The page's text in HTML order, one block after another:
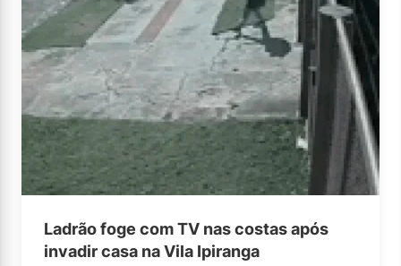
Ladrão foge com TV nas costas após
invadir casa na Vila Ipiranga